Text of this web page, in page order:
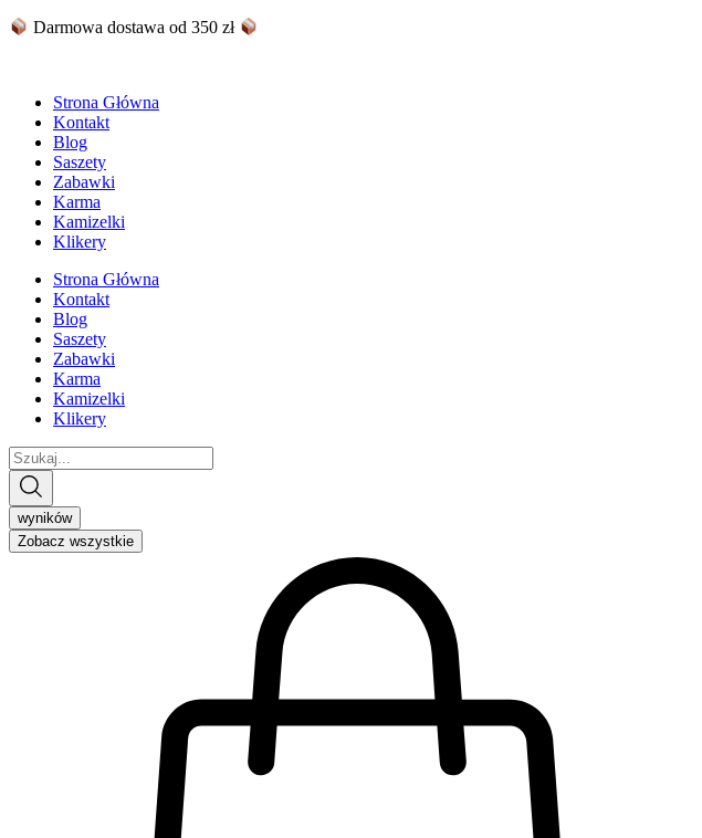
SkipDarmowa dostawa od 350 zł
Strona Główna
Kontakt
Blog
Saszety
Zabawki
Karma
Kamizelki
Klikery
Strona Główna
Kontakt
Blog
Saszety
Zabawki
Karma
Kamizelki
Klikery
Search
...
wyników
Zobacz wszystkie